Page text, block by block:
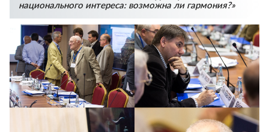
национального интереса: возможна ли гармония?»